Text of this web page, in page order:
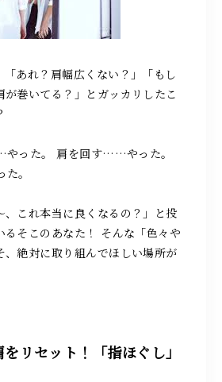
あれ？肩幅広くない？」「もし
が巻いてる？」とガッカリしたこ
った。 肩を回す……やった。
。
、これ本当に良くなるの？」と投
るそこのあなた！ そんな「色々や
、絶対に取り組んでほしい場所が
リセット！「指ほぐし」